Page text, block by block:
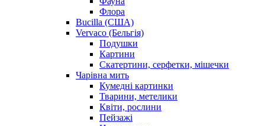
Флора
Bucilla (США)
Vervaco (Бельгія)
Подушки
Картини
Скатертини, серфетки, мішечки
Чарiвна мить
Кумедні картинки
Тварини, метелики
Квіти, рослини
Пейзажі